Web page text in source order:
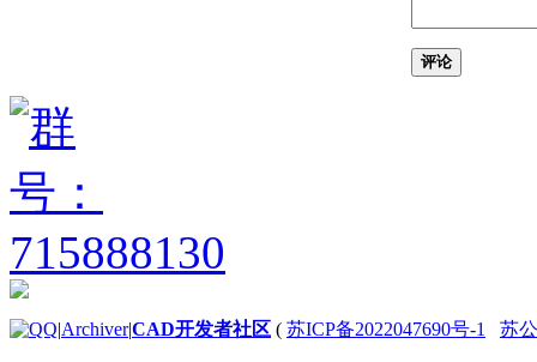
修复、恢复和还原图形
关于修复损坏的图形文
关于从备份文件中创建
评论
|Archiver|CAD开发者社区 ( 苏ICP备2022047690号-1 苏